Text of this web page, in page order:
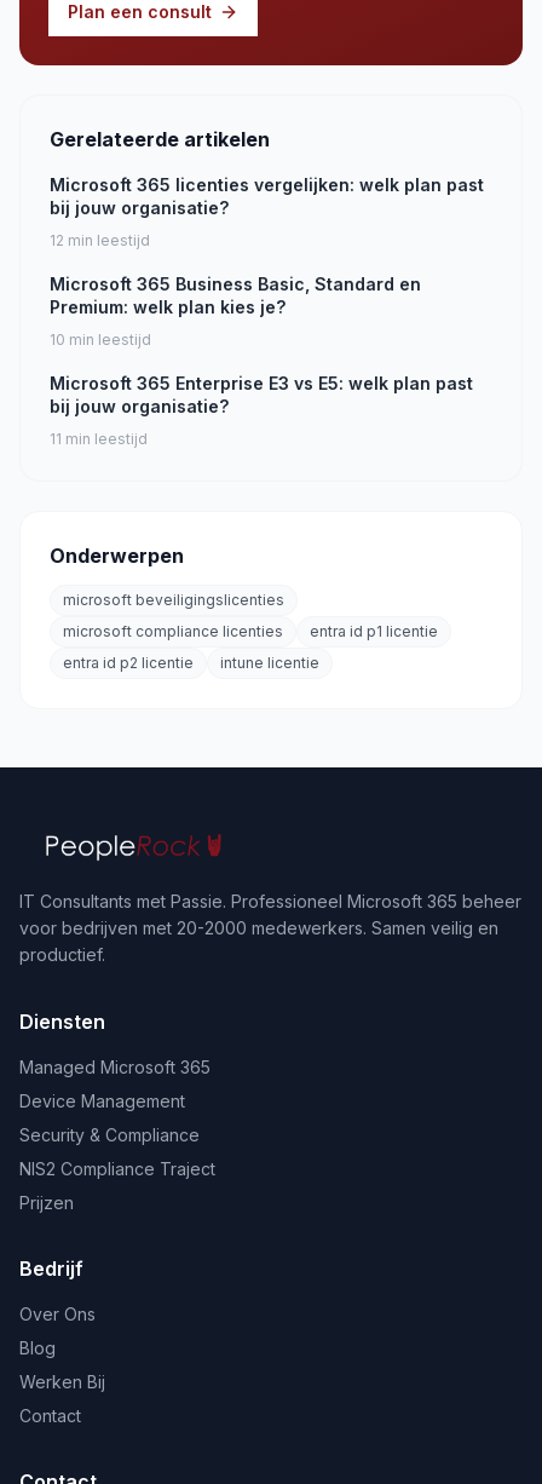
Plan een consult
Gerelateerde artikelen
Microsoft 365 licenties vergelijken: welk plan past
bij jouw organisatie?
12 min leestijd
Microsoft 365 Business Basic, Standard en
Premium: welk plan kies je?
10 min leestijd
Microsoft 365 Enterprise E3 vs E5: welk plan past
bij jouw organisatie?
11 min leestijd
Onderwerpen
microsoft beveiligingslicenties
microsoft compliance licenties
entra id p1 licentie
entra id p2 licentie
intune licentie
IT Consultants met Passie. Professioneel Microsoft 365 beheer
voor bedrijven met 20-2000 medewerkers. Samen veilig en
productief.
Diensten
Managed Microsoft 365
Device Management
Security & Compliance
NIS2 Compliance Traject
Prijzen
Bedrijf
Over Ons
Blog
Werken Bij
Contact